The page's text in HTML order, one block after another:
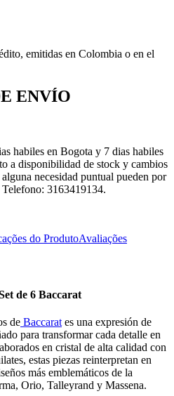
emitidas en Colombia o en el
ENVÍO
habiles en Bogota y 7 dias habiles
a disponibilidad de stock y cambios
necesidad puntual pueden por
3163419134.
do ProdutoAvaliações
de 6 Baccarat
de Baccarat es una expresión de
para transformar cada detalle en
en cristal de alta calidad con
estas piezas reinterpretan en
más emblemáticos de la
Orio, Talleyrand y Massena.